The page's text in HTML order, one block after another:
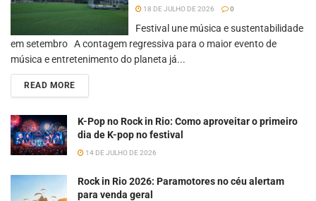
18 DE JULHO DE 2026
0
Festival une música e sustentabilidade
em setembro A contagem regressiva para o maior evento de
música e entretenimento do planeta já...
READ MORE
K-Pop no Rock in Rio: Como aproveitar o primeiro
dia de K-pop no festival
14 DE JULHO DE 2026
Rock in Rio 2026: Paramotores no céu alertam
para venda geral